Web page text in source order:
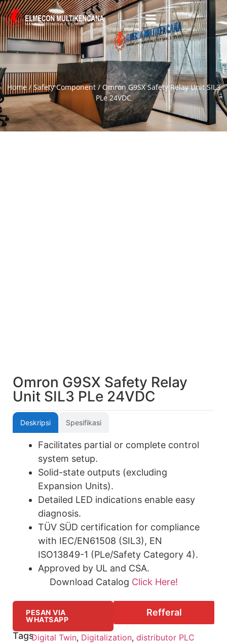
Home/Safety Component/ Omron G9SX Safety Relay Unit SIL3
PLe 24VDC
Omron G9SX Safety Relay
Unit SIL3 PLe 24VDC
Deskripsi Spesifikasi
Facilitates partial or complete control
system setup.
Solid-state outputs (excluding
Expansion Units).
Detailed LED indications enable easy
diagnosis.
TÜV SÜD certification for compliance
with IEC/EN61508 (SIL3), EN
ISO13849-1 (PLe/Safety Category 4).
Approved by UL and CSA.
Download Catalog Click Here!
PESAN VIA
WHATSAPP
Refferal
TagsDigital Twin, Digitalization,distributor PLC